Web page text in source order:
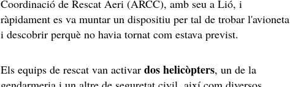
Coordinació de Rescat Aeri (ARCC), amb seu a Lió, i
ràpidament es va muntar un dispositiu per tal de trobar l'avioneta
i descobrir perquè no havia tornat com estava previst.
Els equips de rescat van activardos helicòpters, un de la